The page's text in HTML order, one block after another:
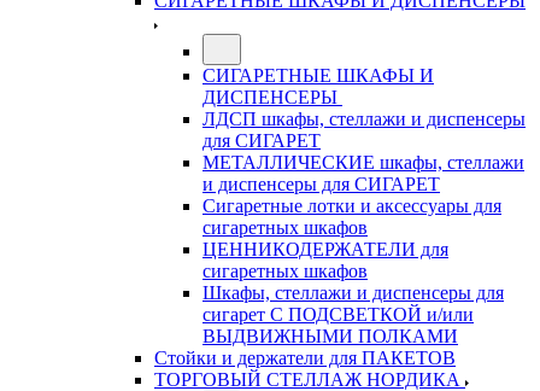
СИГАРЕТНЫЕ ШКАФЫ И
ДИСПЕНСЕРЫ
ЛДСП шкафы, стеллажи и диспенсеры
для СИГАРЕТ
МЕТАЛЛИЧЕСКИЕ шкафы, стеллажи
и диспенсеры для СИГАРЕТ
Сигаретные лотки и аксессуары для
сигаретных шкафов
ЦЕННИКОДЕРЖАТЕЛИ для
сигаретных шкафов
Шкафы, стеллажи и диспенсеры для
сигарет С ПОДСВЕТКОЙ и/или
ВЫДВИЖНЫМИ ПОЛКАМИ
Стойки и держатели для ПАКЕТОВ
ТОРГОВЫЙ СТЕЛЛАЖ НОРДИКА